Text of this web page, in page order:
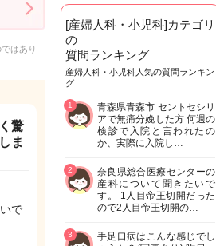
はあり
驚
ま
で
[産婦人科・小児科]カテゴリ
の
質問ランキング
産婦人科・小児科人気の質問ランキン
グ
青森県青森市 セントセシリ
アで無痛分娩した方 何週の
検診で入院と言われたの
か、実際に入院し…
1
奈良県総合医療センターの
産科について聞きたいで
す。 1人目帝王切開だった
ので2人目帝王切開の…
2
手足口病はこんな感じでし
3